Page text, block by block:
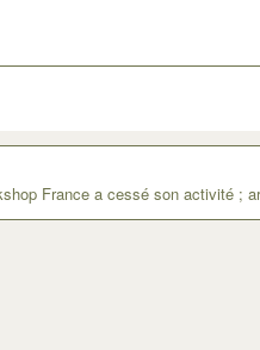
France a cessé son activité ;